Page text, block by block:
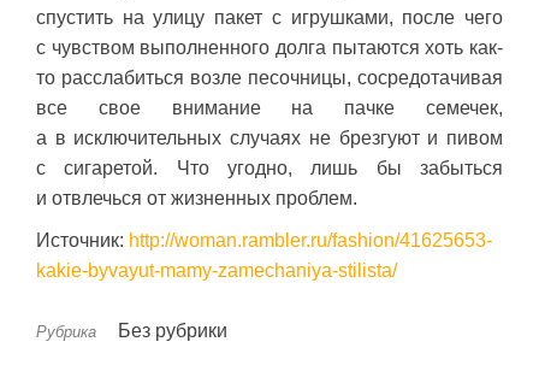
спустить на улицу пакет с игрушками, после чего
с чувством выполненного долга пытаются хоть как-
то расслабиться возле песочницы, сосредотачивая
все свое внимание на пачке семечек,
а в исключительных случаях не брезгуют и пивом
с сигаретой. Что угодно, лишь бы забыться
и отвлечься от жизненных проблем.
Источник: http://woman.rambler.ru/fashion/41625653-
kakie-byvayut-mamy-zamechaniya-stilista/
Рубрика Без рубрики